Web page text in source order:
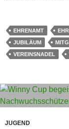
EHRENAMT
JUBILÄUM
VEREINSNADEL
JUGEND